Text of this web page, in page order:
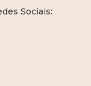
Sociais: